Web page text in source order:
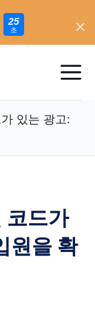
23
초
메
있는 광고:
드가
원을 확